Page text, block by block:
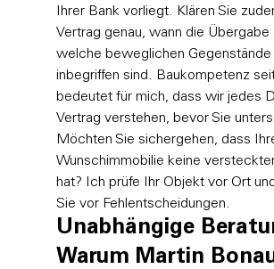
Ihrer Bank vorliegt. Klären Sie
Vertrag genau, wann die Übergabe
welche beweglichen Gegenstände
inbegriffen sind. Baukompetenz
bedeutet für mich, dass wir jedes
Vertrag verstehen, bevor Sie
Möchten Sie sichergehen, dass
Wunschimmobilie keine
hat?
Ich prüfe Ihr Objekt vor Ort
Sie vor Fehlentscheidungen.
Unabhängige
Warum Martin